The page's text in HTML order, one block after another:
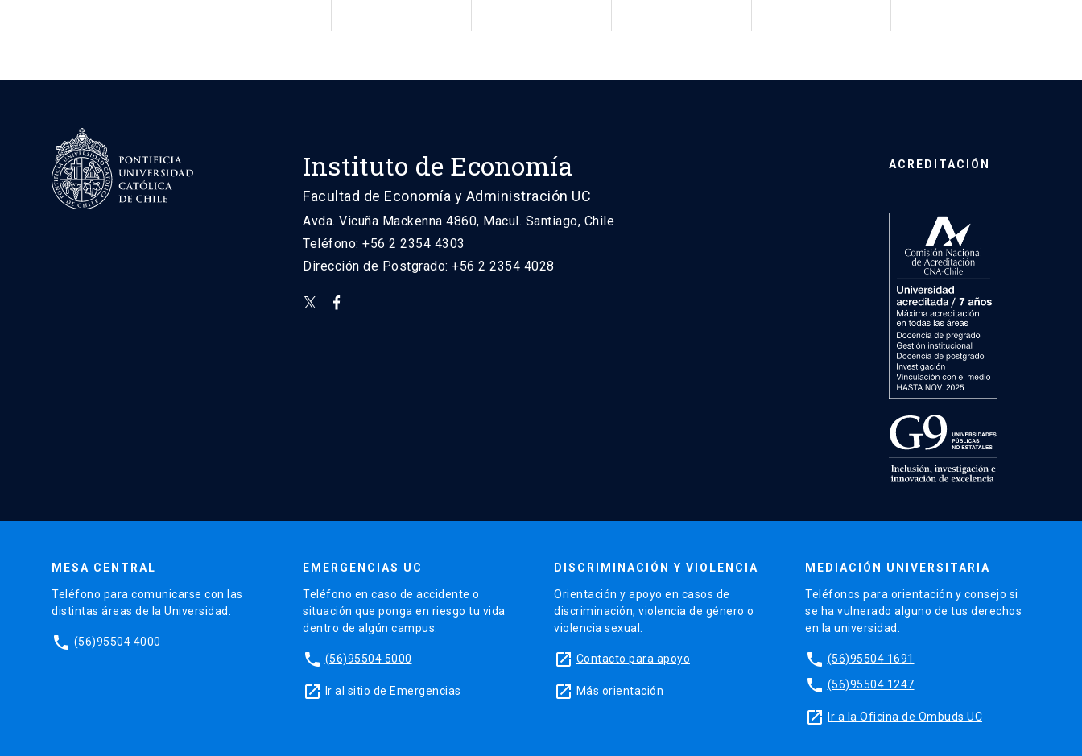
Instituto de Economía
Facultad de Economía y Administración UC
Avda. Vicuña Mackenna 4860, Macul. Santiago, Chile
Teléfono: +56 2 2354 4303
Dirección de Postgrado: +56 2 2354 4028
ACREDITACIÓN
MESA CENTRAL
Teléfono para comunicarse con las
distintas áreas de la Universidad.
phone (56)95504 4000
EMERGENCIAS UC
Teléfono en caso de accidente o
situación que ponga en riesgo tu vida
dentro de algún campus.
phone (56)95504 5000
launch Ir al sitio de Emergencias
DISCRIMINACIÓN Y VIOLENCIA
Orientación y apoyo en casos de
discriminación, violencia de género o
violencia sexual.
launch Contacto para apoyo
launch Más orientación
MEDIACIÓN UNIVERSITARIA
Teléfonos para orientación y consejo si
se ha vulnerado alguno de tus derechos
en la universidad.
phone (56)95504 1691
phone (56)95504 1247
launch Ir a la Oficina de Ombuds UC